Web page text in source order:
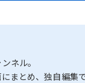
ネル。
まとめ、独自編集